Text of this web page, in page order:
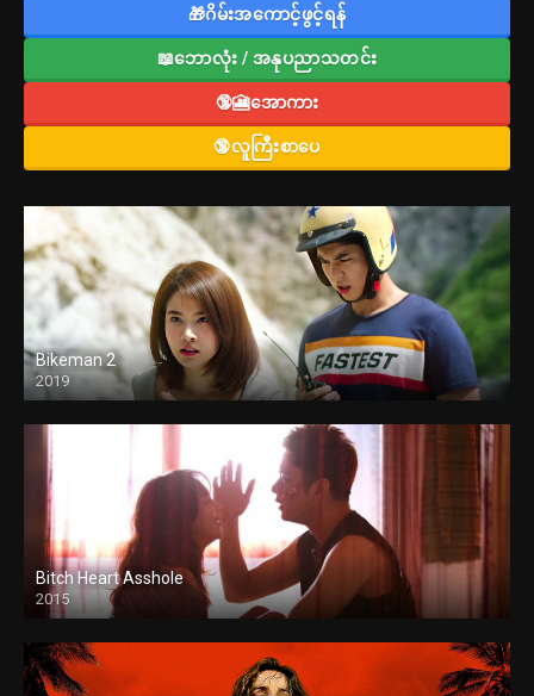
🎁ဂိမ်းအကောင့်ဖွင့်ရန်
📖ဘောလုံး / အနုပညာသတင်း
🔞🎦အောကား
🔞လူကြီးစာပေ
Bikeman 2
2019
Bitch Heart Asshole
2015